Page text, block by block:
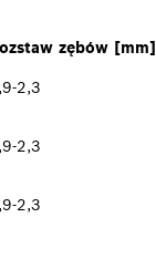
zębów [mm]
2,3
2,3
2,3